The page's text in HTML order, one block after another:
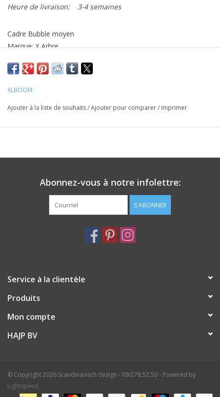
Heure de livraison:
3-4 semaines
Cadre Bubble moyen
Marque: X Arbre
Taille: H18cm x W13cm
XLBOOM
Ajouter à la liste de souhaits/Ajouter pour comparer/ Imprimer
Abonnez-vous à notre infolettre:
S'ABONNER
Service à la clientèle
Produits
Mon compte
HAJP BV
© Copyright 2026 Scandinavisch design - 09/278.52.50 - Powered by
Lightspeed